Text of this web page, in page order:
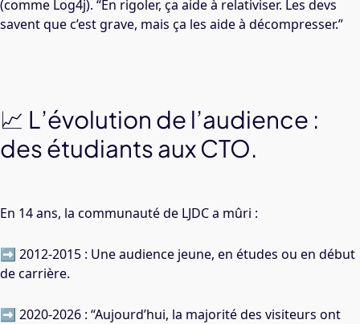
(comme Log4j). “En rigoler, ça aide à relativiser. Les devs
savent que c’est grave, mais ça les aide à décompresser.”
📈 L’évolution de l’audience :
des étudiants aux CTO.
En 14 ans, la communauté de LJDC a mûri :
➡️ 2012-2015 : Une audience jeune, en études ou en début
de carrière.
➡️ 2020-2026 : “Aujourd’hui, la majorité des visiteurs ont